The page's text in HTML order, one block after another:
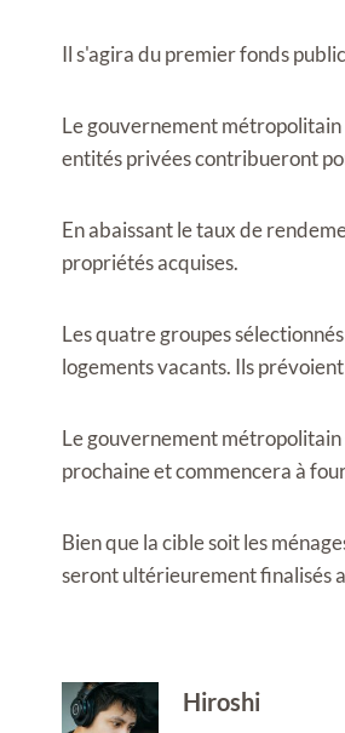
Il s'agira du premier fonds
Le gouvernement
entités privées contribueront
En abaissant le taux de
propriétés acquises.
Les quatre groupes
logements vacants. Ils
Le gouvernement
prochaine et commencera à
Bien que la cible soit les
seront ultérieurement finalisés
Hiroshi